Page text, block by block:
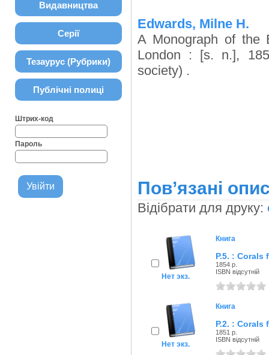
Видавництва
Серії
Тезаурус (Рубрики)
Публічні полиці
Штрих-код
Пароль
Edwards, Milne H.
A Monograph of
London : [s. n.],
society) .
Пов’язані
Відібрати для друку:
Нет экз.
Книга
P.5. : Corals
1854 р.
ISBN відсутній
Нет экз.
Книга
P.2. :
1851 р.
ISBN відсутній